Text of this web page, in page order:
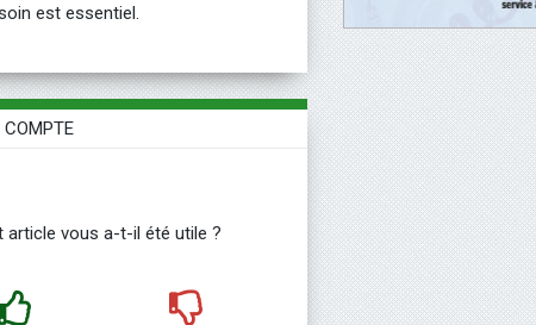
est essentiel.
article vous a-t-il été utile ?